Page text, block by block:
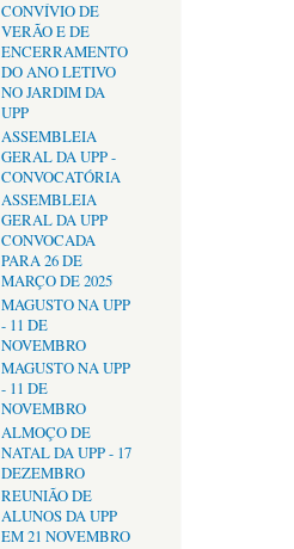
CONVÍVIO DE
VERÃO E DE
ENCERRAMENTO
DO ANO LETIVO
NO JARDIM DA
UPP
ASSEMBLEIA
GERAL DA UPP -
CONVOCATÓRIA
ASSEMBLEIA
GERAL DA UPP
CONVOCADA
PARA 26 DE
MARÇO DE 2025
MAGUSTO NA UPP
- 11 DE
NOVEMBRO
MAGUSTO NA UPP
- 11 DE
NOVEMBRO
ALMOÇO DE
NATAL DA UPP - 17
DEZEMBRO
REUNIÃO DE
ALUNOS DA UPP
EM 21 NOVEMBRO